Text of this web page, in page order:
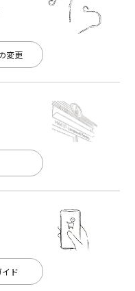
変更
ド